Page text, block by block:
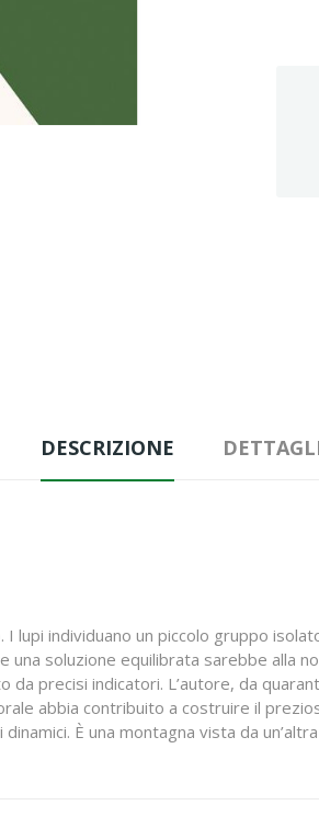
DESCRIZIONE
individuano un piccolo gruppo
soluzione equilibrata sarebbe alla
precisi indicatori. L’autore, da
abbia contribuito a costruire il
È una montagna vista da